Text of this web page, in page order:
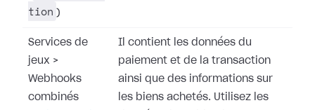
tion )
Services de
jeux >
Webhooks
combinés
Il contient les données du
paiement et de la transaction
ainsi que des informations sur
les biens achetés. Utilisez les